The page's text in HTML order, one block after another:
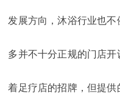
发展方向，沐浴行业也
多并不十分正规的门店
着足疗店的招牌，但提